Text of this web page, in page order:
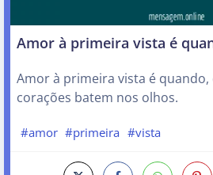
Amor à primeira vista é
Amor à primeira vista é quando,
corações batem nos olhos.
#amor #primeira #vista